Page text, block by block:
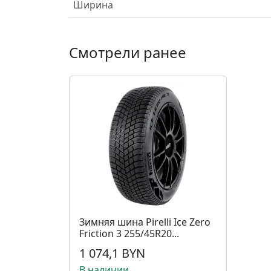
Ширина
Смотрели ранее
Зимняя шина Pirelli Ice Zero
Friction 3 255/45R20...
1 074,1 BYN